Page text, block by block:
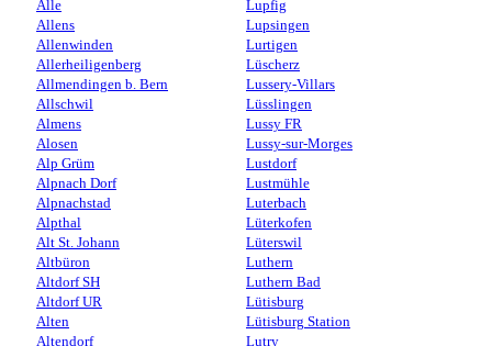
Alle
Allens
Allenwinden
Allerheiligenberg
Allmendingen b. Bern
Allschwil
Almens
Alosen
Alp Grüm
Alpnach Dorf
Alpnachstad
Alpthal
Alt St. Johann
Altbüron
Altdorf SH
Altdorf UR
Alten
Altendorf
Lupfig
Lupsingen
Lurtigen
Lüscherz
Lussery-Villars
Lüsslingen
Lussy FR
Lussy-sur-Morges
Lustdorf
Lustmühle
Luterbach
Lüterkofen
Lüterswil
Luthern
Luthern Bad
Lütisburg
Lütisburg Station
Lutry